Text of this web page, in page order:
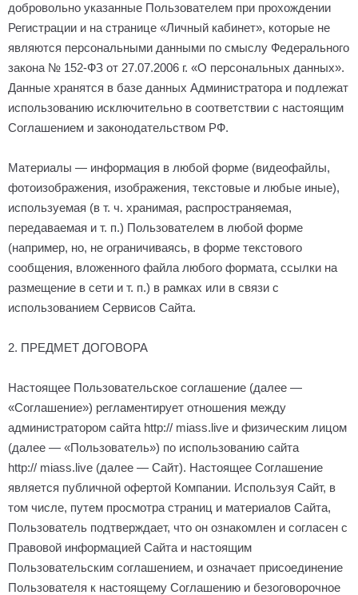
добровольно указанные Пользователем при прохождении
Регистрации и на странице «Личный кабинет», которые не
являются персональными данными по смыслу Федерального
закона № 152-ФЗ от 27.07.2006 г. «О персональных данных».
Данные хранятся в базе данных Администратора и подлежат
использованию исключительно в соответствии с настоящим
Соглашением и законодательством РФ.
Материалы — информация в любой форме (видеофайлы,
фотоизображения, изображения, текстовые и любые иные),
используемая (в т. ч. хранимая, распространяемая,
передаваемая и т. п.) Пользователем в любой форме
(например, но, не ограничиваясь, в форме текстового
сообщения, вложенного файла любого формата, ссылки на
размещение в сети и т. п.) в рамках или в связи с
использованием Сервисов Сайта.
2. ПРЕДМЕТ ДОГОВОРА
Настоящее Пользовательское соглашение (далее —
«Соглашение») регламентирует отношения между
администратором сайта http:// miass.live и физическим лицом
(далее — «Пользователь») по использованию сайта
http:// miass.live (далее — Сайт). Настоящее Соглашение
является публичной офертой Компании. Используя Сайт, в
том числе, путем просмотра страниц и материалов Сайта,
Пользователь подтверждает, что он ознакомлен и согласен с
Правовой информацией Сайта и настоящим
Пользовательским соглашением, и означает присоединение
Пользователя к настоящему Соглашению и безоговорочное